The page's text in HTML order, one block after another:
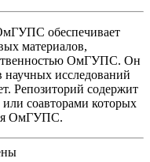
обеспечивает
материалов,
ОмГУПС. Он
научных исследований
Репозиторий содержит
соавторами которых
ОмГУПС.